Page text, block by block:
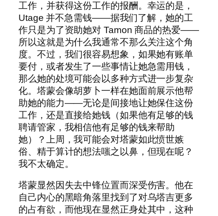
工作，并获得这份工作的报酬。幸运的是，
Utage 并不急需钱——据我们了解，她的工
作只是为了资助她对 Tamon 商品的热爱——
所以这就是为什么我通常不那么关注这个角
度。不过，我们很容易想象，如果她有账单
要付，或者发生了一些事情让她急需用钱，
那么她的处境可能会以多种方式进一步复杂
化。塔蒙会像胡萝卜一样在她面前展示他帮
助她的能力——无论是间接地让她保住这份
工作，还是直接给她钱（如果他有足够的钱
聘请管家，我相信他有足够的钱来帮助
她）？上周，我可能会对塔蒙如此愤世嫉
俗、精于算计的想法嗤之以鼻，但现在呢？
我不太确定。
塔蒙显然因失去中锋位置而深受伤害。他在
自己内心的黑暗角落里找到了对乌塔吉更多
的占有欲，而他现在显然正身处其中，这种